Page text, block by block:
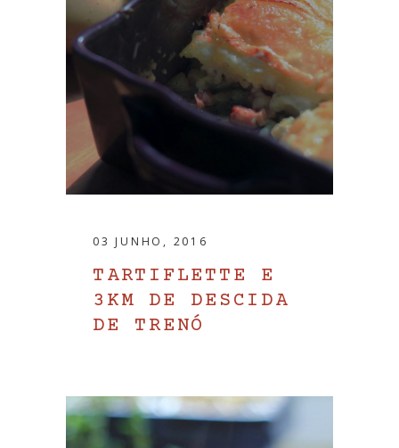
03 JUNHO, 2016
TARTIFLETTE E
3KM DE DESCIDA
DE TRENÓ